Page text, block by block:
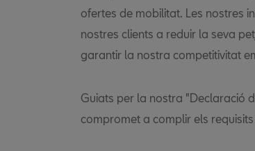
ofertes de mobilitat. Les nostres
nostres clients a reduir la seva
garantir la nostra competitivitat
Guiats per la nostra "Declaració
compromet a complir els